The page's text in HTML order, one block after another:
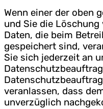
Wenn einer der oben
und Sie die
Daten, die beim
gespeichert sind,
Sie sich jederzeit an
veranlassen, dass
unverzüglich